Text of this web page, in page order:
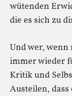
wütenden
die es sich zu
Und wer,
immer wieder
Kritik und
Austeilen,